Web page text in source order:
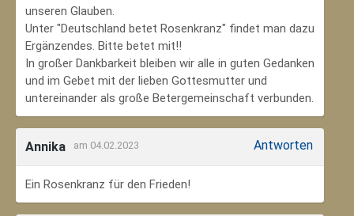
unseren Glauben.
Unter "Deutschland betet Rosenkranz" findet man dazu
Ergänzendes. Bitte betet mit!!
In großer Dankbarkeit bleiben wir alle in guten Gedanken
und im Gebet mit der lieben Gottesmutter und
untereinander als große Betergemeinschaft verbunden.
Annika am 04.02.2023 Antworten
Ein Rosenkranz für den Frieden!